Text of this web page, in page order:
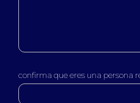
confirma que eres una persona